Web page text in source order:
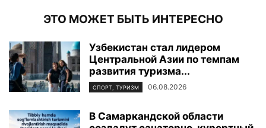
ЭТО МОЖЕТ БЫТЬ ИНТЕРЕСНО
Узбекистан стал лидером
Центральной Азии по темпам
развития туризма...
СПОРТ, ТУРИЗМ 06.08.2026
В Самаркандской области